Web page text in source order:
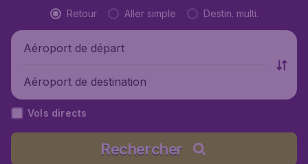
Retour Aller simple Destin. multi.
Aéroport de départ
Aéroport de destination
Vols directs
Rechercher